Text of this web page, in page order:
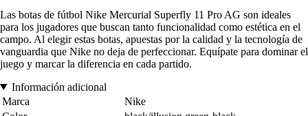
Las botas de fútbol Nike Mercurial Superfly 11 Pro AG son ideales
para los jugadores que buscan tanto funcionalidad como estética en el
campo. Al elegir estas botas, apuestas por la calidad y la tecnología de
vanguardia que Nike no deja de perfeccionar. Equípate para dominar el
juego y marcar la diferencia en cada partido.
Información adicional
Marca
Nike